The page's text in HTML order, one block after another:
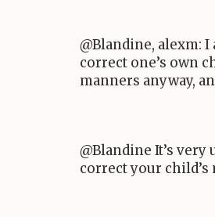
@Blandine, alexm:
correct one’s own
manners anyway,
@Blandine It’s
correct your child’s